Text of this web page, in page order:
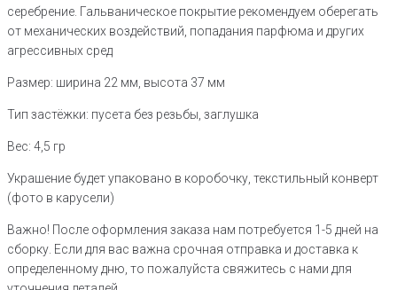
серебрение. Гальваническое покрытие рекомендуем оберегать
от механических воздействий, попадания парфюма и других
агрессивных сред
Размер: ширина 22 мм, высота 37 мм
Тип застёжки: пусета без резьбы, заглушка
Вес: 4,5 гр
Украшение будет упаковано в коробочку, текстильный конверт
(фото в карусели)
Важно! После оформления заказа нам потребуется 1-5 дней на
сборку. Если для вас важна срочная отправка и доставка к
определенному дню, то пожалуйста свяжитесь с нами для